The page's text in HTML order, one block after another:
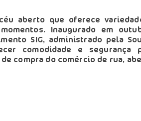
aberto que oferece
Inaugurado em
SIG, administrado pela
comodidade e segurança
compra do comércio de rua,